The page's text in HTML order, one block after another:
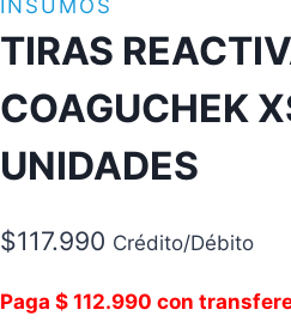
INSUMOS
TIRAS
COAGUCHEK
UNIDADES
$117.990 Crédito/Débito
Paga $ 112.990 con